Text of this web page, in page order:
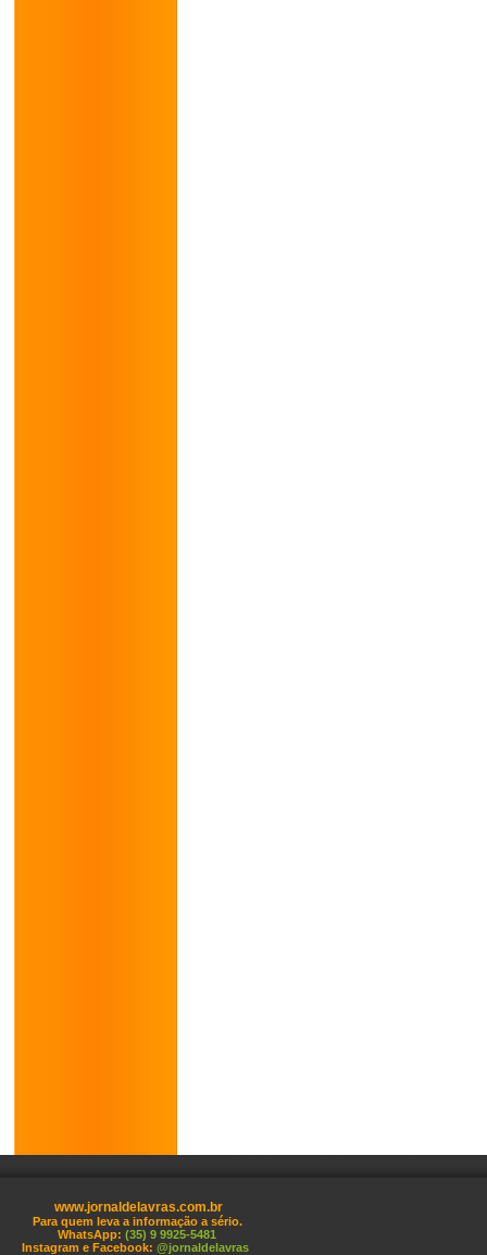
www.jornaldelavras.com.br
Para quem leva a informação a sério.
WhatsApp: (35) 9 9925-5481
Instagram e Facebook: @jornaldelavras